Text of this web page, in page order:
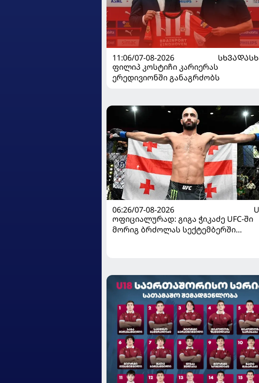
11:06/07-08-2026
ფილიპ კოსტიჩი კარიერას
ერედივიონში განაგრძობს
06:26/07-08-2026
ოფიციალურად: გიგა ჭიკაძე UFC-ში
მორიგ ბრძოლას სექტემბერში